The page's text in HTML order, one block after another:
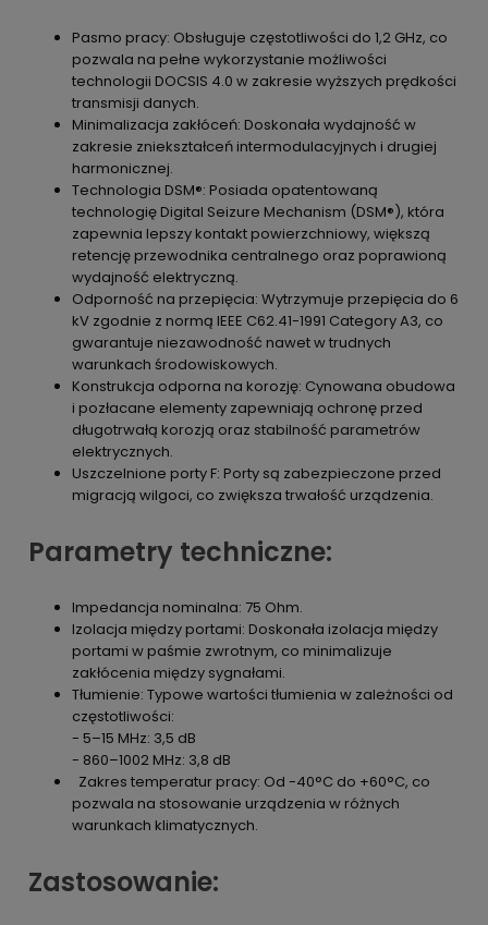
Pasmo pracy: Obsługuje częstotliwości do 1,2 GHz, co
pozwala na pełne wykorzystanie możliwości
technologii DOCSIS 4.0 w zakresie wyższych prędkości
transmisji danych.
Minimalizacja zakłóceń: Doskonała wydajność w
zakresie zniekształceń intermodulacyjnych i drugiej
harmonicznej.
Technologia DSM®: Posiada opatentowaną
technologię Digital Seizure Mechanism (DSM®), która
zapewnia lepszy kontakt powierzchniowy, większą
retencję przewodnika centralnego oraz poprawioną
wydajność elektryczną.
Odporność na przepięcia: Wytrzymuje przepięcia do 6
kV zgodnie z normą IEEE C62.41-1991 Category A3, co
gwarantuje niezawodność nawet w trudnych
warunkach środowiskowych.
Konstrukcja odporna na korozję: Cynowana obudowa
i pozłacane elementy zapewniają ochronę przed
długotrwałą korozją oraz stabilność parametrów
elektrycznych.
Uszczelnione porty F: Porty są zabezpieczone przed
migracją wilgoci, co zwiększa trwałość urządzenia.
Parametry techniczne:
Impedancja nominalna: 75 Ohm.
Izolacja między portami: Doskonała izolacja między
portami w paśmie zwrotnym, co minimalizuje
zakłócenia między sygnałami.
Tłumienie: Typowe wartości tłumienia w zależności od
częstotliwości:
- 5–15 MHz: 3,5 dB
- 860–1002 MHz: 3,8 dB
Zakres temperatur pracy: Od -40°C do +60°C, co
pozwala na stosowanie urządzenia w różnych
warunkach klimatycznych.
Zastosowanie: